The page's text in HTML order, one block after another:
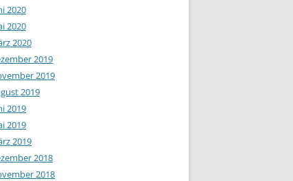
2020
2020
2020
2019
2019
2019
2019
2019
2019
2018
2018